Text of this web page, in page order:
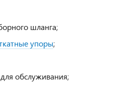
шланга;
упоры;
обслуживания;